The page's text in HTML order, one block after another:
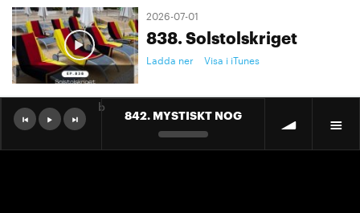
2026-07-01
838. Solstolskriget
Ladda ner Visa i iTunes
2026-07-01
9. "Ett landslag att älska"
842. MYSTISKT NOG
b